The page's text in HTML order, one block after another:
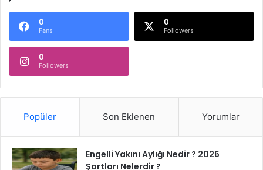
0
Fans
0
Followers
0
Followers
Popüler Son Eklenen Yorumlar
Engelli Yakını Aylığı Nedir ? 2026
Şartları Nelerdir ?